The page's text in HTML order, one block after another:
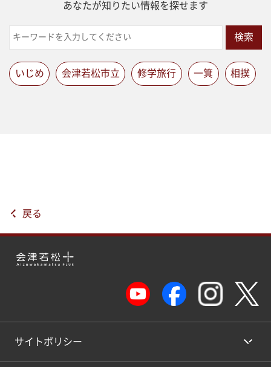
あなたが知りたい情報を探せます
検索
いじめ 会津若松市立 修学旅行 一箕 相撲
戻る
サイトポリシー